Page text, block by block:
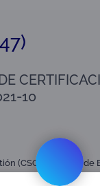
10
(CSG) Criterios de